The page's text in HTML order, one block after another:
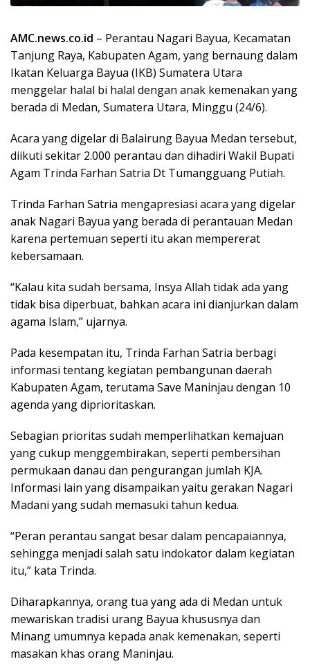
AMC.news.co.id – Perantau Nagari Bayua, Kecamatan
Tanjung Raya, Kabupaten Agam, yang bernaung dalam
Ikatan Keluarga Bayua (IKB) Sumatera Utara
menggelar halal bi halal dengan anak kemenakan yang
berada di Medan, Sumatera Utara, Minggu (24/6).
Acara yang digelar di Balairung Bayua Medan tersebut,
diikuti sekitar 2.000 perantau dan dihadiri Wakil Bupati
Agam Trinda Farhan Satria Dt Tumangguang Putiah.
Trinda Farhan Satria mengapresiasi acara yang digelar
anak Nagari Bayua yang berada di perantauan Medan
karena pertemuan seperti itu akan mempererat
kebersamaan.
“Kalau kita sudah bersama, Insya Allah tidak ada yang
tidak bisa diperbuat, bahkan acara ini dianjurkan dalam
agama Islam,” ujarnya.
Pada kesempatan itu, Trinda Farhan Satria berbagi
informasi tentang kegiatan pembangunan daerah
Kabupaten Agam, terutama Save Maninjau dengan 10
agenda yang diprioritaskan.
Sebagian prioritas sudah memperlihatkan kemajuan
yang cukup menggembirakan, seperti pembersihan
permukaan danau dan pengurangan jumlah KJA.
Informasi lain yang disampaikan yaitu gerakan Nagari
Madani yang sudah memasuki tahun kedua.
“Peran perantau sangat besar dalam pencapaiannya,
sehingga menjadi salah satu indokator dalam kegiatan
itu,” kata Trinda.
Diharapkannya, orang tua yang ada di Medan untuk
mewariskan tradisi urang Bayua khususnya dan
Minang umumnya kepada anak kemenakan, seperti
masakan khas orang Maninjau.